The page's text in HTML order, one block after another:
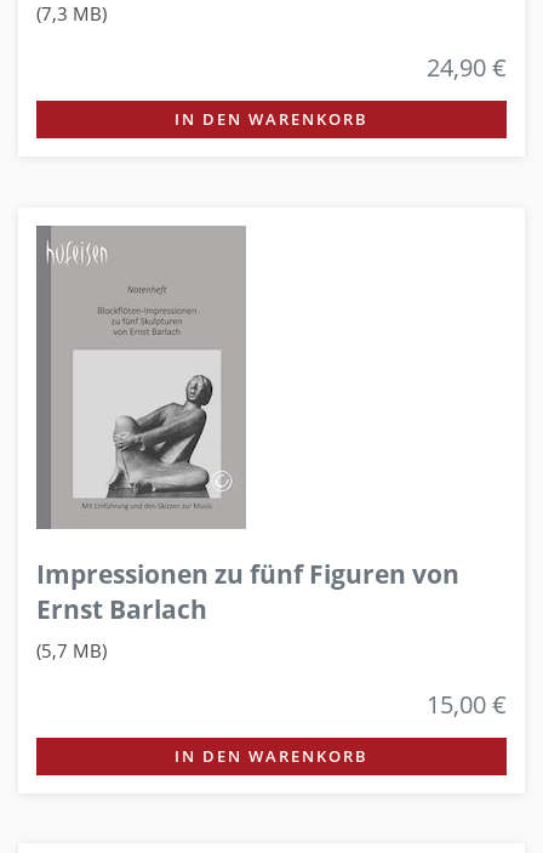
(7,3 MB)
24,90 €
IN DEN WARENKORB
Impressionen zu fünf Figuren von
Ernst Barlach
(5,7 MB)
15,00 €
IN DEN WARENKORB